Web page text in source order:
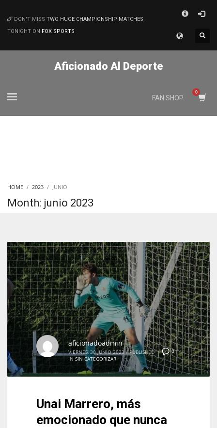
MATCHES
DON'T MISS TWO HUGE CHAMPIONSHIP MATCHES,
TONIGHT ON FOX SPORTS
Aficionado Al Deporte
FAN SHOP
HOME 2023 JUNIO
Month: junio 2023
0
aficionadoadmin
VIERNES, 30 JUNIO 2023 / PUBLISHED
IN SIN CATEGORIZAR
Unai Marrero, más
emocionado que nunca